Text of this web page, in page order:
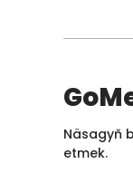
Näsagyň
etmek.